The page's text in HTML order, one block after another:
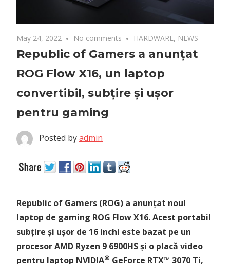
May 24, 2022 No comments HARDWARE, NEWS
Republic of Gamers a anunțat
ROG Flow X16, un laptop
convertibil, subțire și ușor
pentru gaming
Posted byadmin
Republic of Gamers (ROG) a anunțat noul
laptop de gaming ROG Flow X16. Acest portabil
subțire și ușor de 16 inchi este bazat pe un
procesor AMD Ryzen 9 6900HS și o placă video
pentru laptop NVIDIA® GeForce RTX™ 3070 Ti,